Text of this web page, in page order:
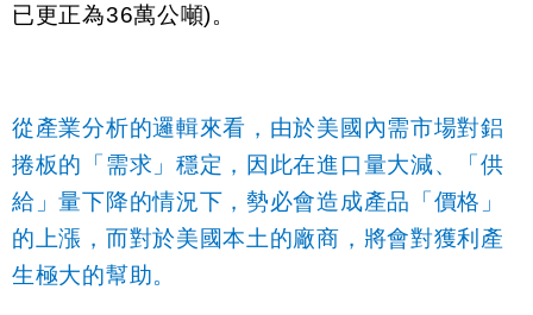
已更正為36萬公噸)。
從產業分析的邏輯來看，由於美國內需市場對鋁
捲板的「需求」穩定，因此在進口量大減、「供
給」量下降的情況下，勢必會造成產品「價格」
的上漲，而對於美國本土的廠商，將會對獲利產
生極大的幫助。